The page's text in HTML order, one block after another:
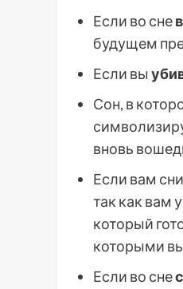
Если во сне
будущем
Если вы
Сон, в
вновь
Если вам
так как вам
который
которыми
Если во сне